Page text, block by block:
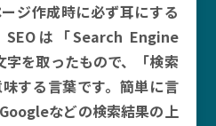
ージ作成時に必ず耳にする
は「Search Engine
を取ったもので、「検索
する言葉です。簡単に言
などの検索結果の上